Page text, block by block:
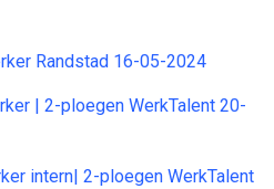
Randstad 16-05-2024
| 2-ploegen WerkTalent 20-
intern| 2-ploegen WerkTalent